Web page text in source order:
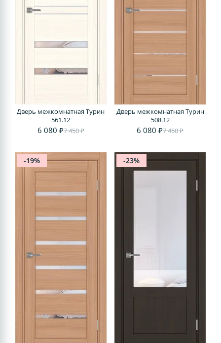
Дверь межкомнатная Турин
561.12
6 080 ₽7 450 ₽
Дверь межкомнатная Турин
508.12
6 080 ₽7 450 ₽
-19% -23%